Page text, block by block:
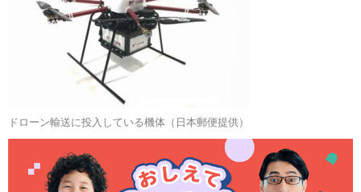
ドローン輸送に投入している機体（日本郵便提供）